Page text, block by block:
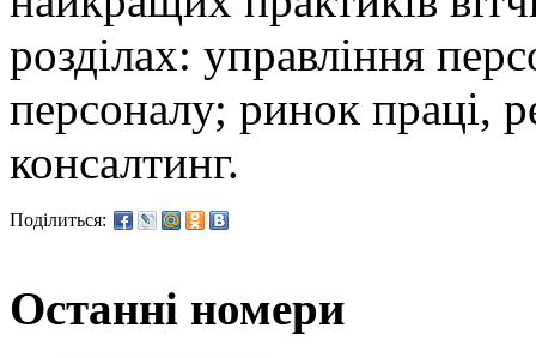
розділах: управління
персоналу; ринок праці,
консалтинг.
Поділиться:
Останні номери